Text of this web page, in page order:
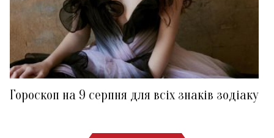
Гороскоп на 9 серпня для всіх знаків зодіаку